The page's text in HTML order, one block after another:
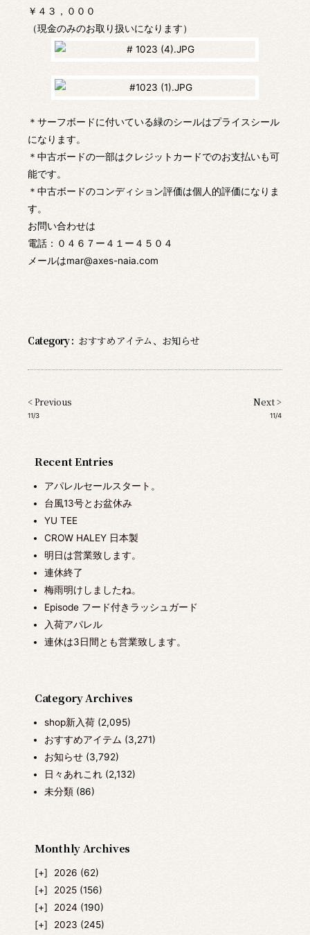
Recent Entries
アパレルセールスタート。
台風13号とお盆休み
YU TEE
CROW HALEY 日本製
明日は営業致します。
連休終了
梅雨明けしましたね。
Episode フード付きラッシュガード
入荷アパレル
連休は3日間とも営業致します。
Category Archives
shop新入荷(2,095)
おすすめアイテム (3,271)
お知らせ(3,792)
日々あれこれ(2,132)
未分類(86)
Monthly Archives
2026 (62)
2025 (156)
2024 (190)
2023 (245)
￥４３，０００
（現金のみのお取り扱いになります）
＊サーフボードに付いている緑のシールはプライスシール
になります。
＊中古ボードの一部はクレジットカードでのお支払いも可
能です。
＊中古ボードのコンディション評価は個人的評価になりま
す。
お問い合わせは
電話：０４６７ー４１ー４５０４
メールはmar@axes-naia.com
Category : おすすめアイテム、 お知らせ
< Previous
11/3
Next >
11/4